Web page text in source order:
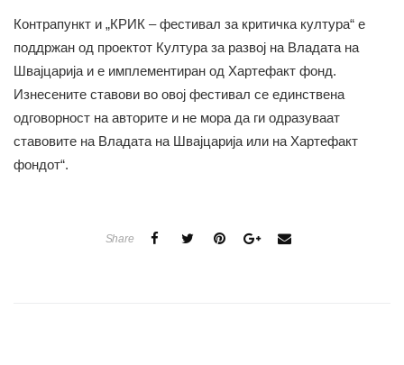
Контрапункт и „КРИК – фестивал за критичка култура“ е
поддржан од проектот Култура за развој на Владата на
Швајцарија и е имплементиран од Хартефакт фонд.
Изнесените ставови во овој фестивал се единствена
одговорност на авторите и не мора да ги одразуваат
ставовите на Владата на Швајцарија или на Хартефакт
фондот“.
Share